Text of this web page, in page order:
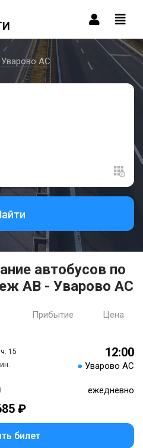
Уварово АС
автобусов по
АВ - Уварово АС
Прибытие Цена
15
12:00
● Уварово АС
ежедневно
₽
билет